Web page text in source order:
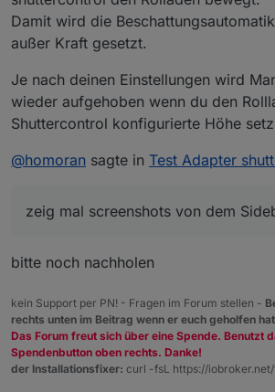
2025-07-12 10:30:37.065
shuttercontrol.0
shuttercontrol.0
2025-07-12 10:30:32.029
2025-07-12 10:30:12.084
Damit wird die
außer Kraft gesetzt.
Je nach deinen Einstellungen wird
wieder aufgehoben wenn du den
Shuttercontrol konfigurierte Höhe
@homoran sagte in Test Adapter
zeig mal screenshots von dem
bitte noch nachholen
kein Support per PN! - Fragen im Forum stellen -
rechts unten im Beitrag wenn er euch geholfen
Das Forum freut sich über eine Spende. Benutzt
Spendenbutton oben rechts. Danke!
der Installationsfixer: curl -fsL https://